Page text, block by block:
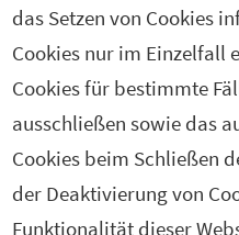
das Setzen von Cookies
Cookies nur im Einzelfall
Cookies für bestimmte
ausschließen sowie das
Cookies beim Schließen
der Deaktivierung von
Funktionalität dieser